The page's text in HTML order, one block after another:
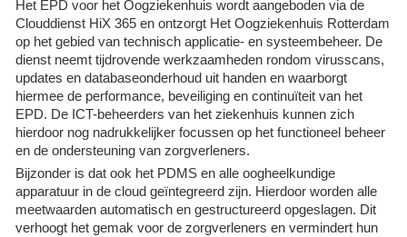
Het EPD voor het Oogziekenhuis wordt aangeboden via de
Clouddienst HiX 365 en ontzorgt Het Oogziekenhuis Rotterdam
op het gebied van technisch applicatie- en systeembeheer. De
dienst neemt tijdrovende werkzaamheden rondom virusscans,
updates en databaseonderhoud uit handen en waarborgt
hiermee de performance, beveiliging en continuïteit van het
EPD. De ICT-beheerders van het ziekenhuis kunnen zich
hierdoor nog nadrukkelijker focussen op het functioneel beheer
en de ondersteuning van zorgverleners.
Bijzonder is dat ook het PDMS en alle oogheelkundige
apparatuur in de cloud geïntegreerd zijn. Hierdoor worden alle
meetwaarden automatisch en gestructureerd opgeslagen. Dit
verhoogt het gemak voor de zorgverleners en vermindert hun